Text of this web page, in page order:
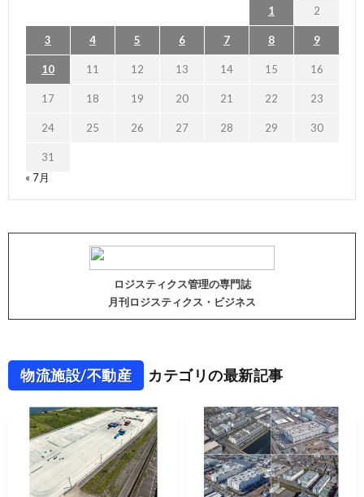
1 2
3 4 5 6 7 8 9
10 11 12 13 14 15 16
17 18 19 20 21 22 23
24 25 26 27 28 29 30
31
« 7月
ロジスティクス管理の専門誌
月刊ロジスティクス・ビジネス
物流施設/不動産 カテゴリの最新記事